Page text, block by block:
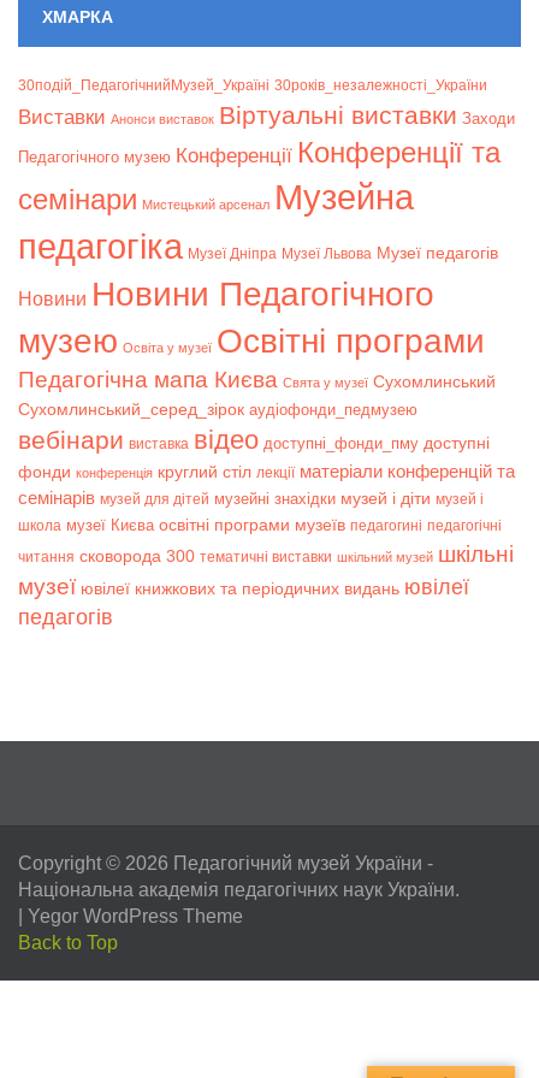
ХМАРКА
30подій_ПедагогічнийМузей_Україні 30років_незалежності_України
Bиставки Анонси виставок Віртуальні виставки Заходи
Педагогічного музею Конференції Конференції та
семінари Мистецький арсенал Музейна
педагогіка Музеї Дніпра Музеї Львова Музеї педагогів
Новини Новини Педагогічного
музею Освіта у музеї Освітні програми
Педагогічна мапа Києва Свята у музеї Сухомлинський
Сухомлинський_серед_зірок аудіофонди_педмузею
вебінари виставка відео доступні_фонди_пму доступні
фонди конференція круглий стіл лекції матеріали конференцій та
семінарів музей для дітей музейні знахідки музей і діти музей і
школа музеї Києва освітні програми музеїв педагогині педагогічні
читання сковорода 300 тематичні виставки шкільний музей шкільні
музеї ювілеї книжкових та періодичних видань ювілеї
педагогів
Copyright © 2026 Педагогічний музей України -
Національна академія педагогічних наук України.
Yegor WordPress Theme
Back to Top